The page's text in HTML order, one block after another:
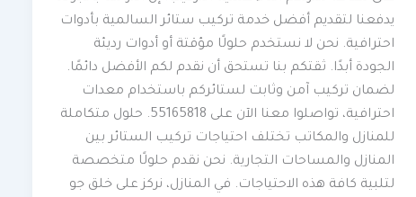
يدفعنا لتقديم أفضل خدمة تركيب ستائر السالمية بأدوات
احترافية. نحن لا نستخدم حلولًا مؤقتة أو أدوات رديئة
الجودة أبدًا. ثقتكم بنا تستحق أن نقدم لكم الأفضل دائمًا.
لضمان تركيب آمن وثابت لستائركم باستخدام معدات
احترافية، تواصلوا معنا الآن على 55165818. حلول متكاملة
للمنازل والمكاتب تختلف احتياجات تركيب الستائر بين
المنازل والمساحات التجارية. نحن نقدم حلولًا متخصصة
لتلبية كافة هذه الاحتياجات. في المنازل، نركز على خلق جو